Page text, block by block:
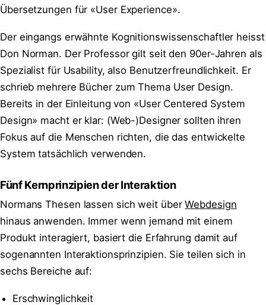
Übersetzungen für «User Experience».
Der eingangs erwähnte Kognitionswissenschaftler heisst
Don Norman. Der Professor gilt seit den 90er-Jahren als
Spezialist für Usability, also Benutzerfreundlichkeit. Er
schrieb mehrere Bücher zum Thema User Design.
Bereits in der Einleitung von «User Centered System
Design» macht er klar: (Web-)Designer sollten ihren
Fokus auf die Menschen richten, die das entwickelte
System tatsächlich verwenden.
Fünf Kernprinzipien der Interaktion
Normans Thesen lassen sich weit überWebdesign
hinaus anwenden. Immer wenn jemand mit einem
Produkt interagiert, basiert die Erfahrung damit auf
sogenannten Interaktionsprinzipien. Sie teilen sich in
sechs Bereiche auf:
Erschwinglichkeit